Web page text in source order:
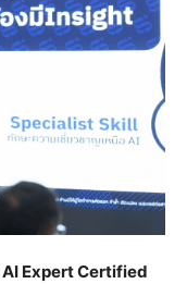
AI Expert Certified